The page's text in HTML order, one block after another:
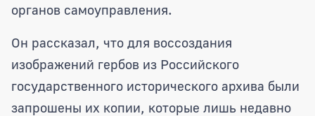
органов самоуправления.
Он рассказал, что для воссоздания
изображений гербов из Российского
государственного исторического архива были
запрошены их копии, которые лишь недавно